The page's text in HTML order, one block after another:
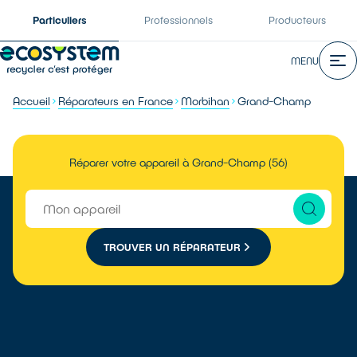
Particuliers Professionnels Producteurs
MENU
Accueil Réparateurs en France Morbihan Grand-Champ
Réparer votre appareil à Grand-Champ (56)
TROUVER UN RÉPARATEUR